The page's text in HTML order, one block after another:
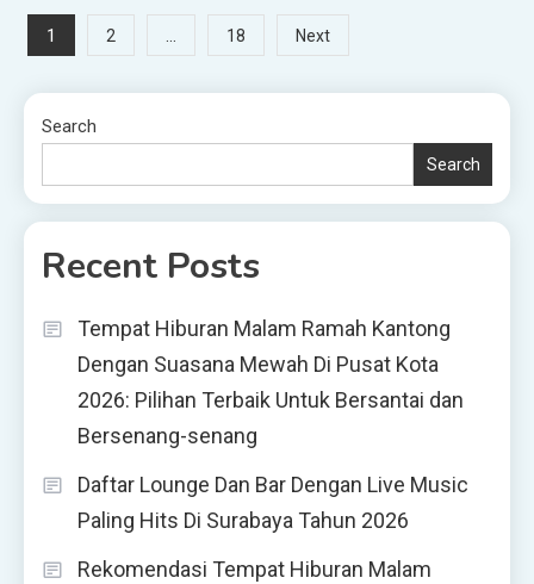
Posts
pagination
1 2 … 18 Next
Search
Search
Recent Posts
Tempat Hiburan Malam Ramah Kantong
Dengan Suasana Mewah Di Pusat Kota
2026: Pilihan Terbaik Untuk Bersantai dan
Bersenang-senang
Daftar Lounge Dan Bar Dengan Live Music
Paling Hits Di Surabaya Tahun 2026
Rekomendasi Tempat Hiburan Malam